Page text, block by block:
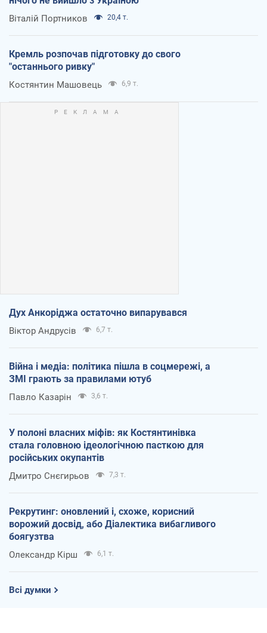
Віталій Портников 20,4 т.
Кремль розпочав підготовку до свого
"останнього ривку"
Костянтин Машовець 6,9 т.
Дух Анкоріджа остаточно випарувався
Віктор Андрусів 6,7 т.
Війна і медіа: політика пішла в соцмережі, а
ЗМІ грають за правилами ютуб
Павло Казарін 3,6 т.
У полоні власних міфів: як Костянтинівка
стала головною ідеологічною пасткою для
російських окупантів
Дмитро Снєгирьов 7,3 т.
Рекрутинг: оновлений і, схоже, корисний
ворожий досвід, або Діалектика вибагливого
боягузтва
Олександр Кірш 6,1 т.
Всі думки